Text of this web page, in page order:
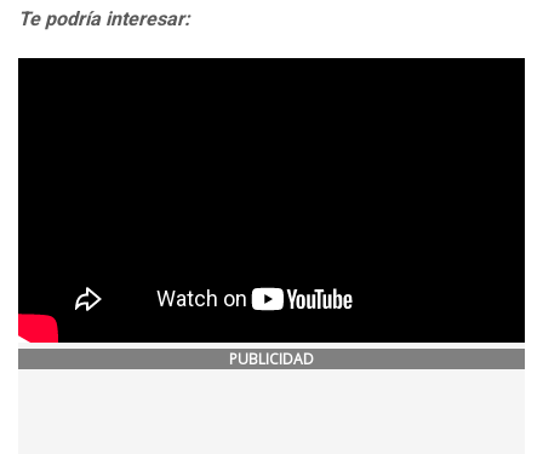
Te podría interesar:
PUBLICIDAD